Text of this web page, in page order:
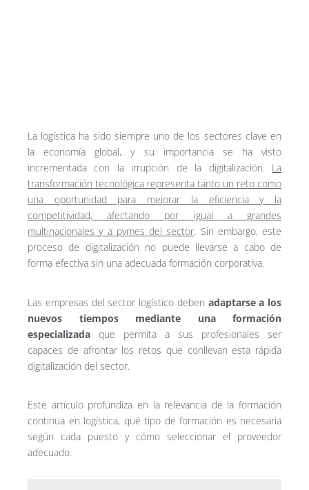
La logística ha sido siempre uno de los sectores clave en
la economía global, y su importancia se ha visto
incrementada con la irrupción de la digitalización. La
transformación tecnológica representa tanto un reto como
una oportunidad para mejorar la eficiencia y la
competitividad, afectando por igual a grandes
multinacionales y a pymes del sector. Sin embargo, este
proceso de digitalización no puede llevarse a cabo de
forma efectiva sin una adecuada formación corporativa.
Las empresas del sector logístico deben adaptarse a los
nuevos tiempos mediante una formación
especializada que permita a sus profesionales ser
capaces de afrontar los retos que conllevan esta rápida
digitalización del sector.
Este artículo profundiza en la relevancia de la formación
continua en logística, qué tipo de formación es necesaria
según cada puesto y cómo seleccionar el proveedor
adecuado.